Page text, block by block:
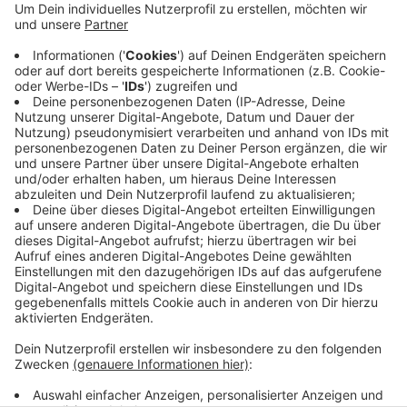
Im Kreis Steinfurt waren im April weniger Menschen
berichtet die Arbeitsagentur Rheine. Das ist ein
Rückgang um knapp 150 im Vergleich sowohl zum
Vormonat als auch zum Vorjahr. Die Arbeitslosenquote
ist eine der niedrigsten landesweit und liegt bei 3,9
Prozent. Im Vergleich zum Vorjahr ein Minus von 0,1
Prozentpunkten. Erfreulich für die Arbeitsagentur ist
die weiterhin hohe Nachfrage nach Arbeitskräften.
Anzeige
Anzeige